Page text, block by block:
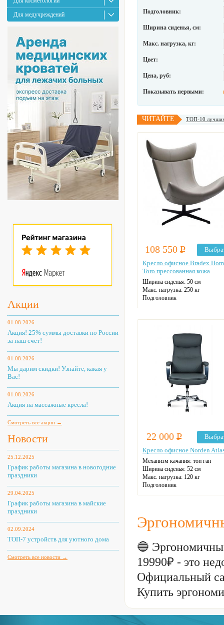
Для медучреждений
Акции
01.08.2026
Акция! 25% суммы доставки по России
за наш счет!
01.08.2026
Мы дарим скидки! Узнайте, какая у
Вас!
01.08.2026
Акция на массажные кресла!
Смотреть все акции →
Новости
25.12.2025
График работы магазина в новогодние
праздники
29.04.2025
График работы магазина в майские
праздники
02.09.2024
ТОП-7 устройств для уютного дома
Смотреть все новости →
Подголовник:
Ширина сиденья, см:
Макс. нагрузка, кг:
Цвет:
Цена, руб:
Показывать первыми:
ЧИТАЙТЕ ТОП-10 лучших
108 550 Р
Кресло офисное Bradex
Toro прессованная кожа
Ширина сиденья: 50 см
Макс. нагрузка: 250 кг
Подголовник
Цвет: на выбор
22 000 Р
Кресло офисное Norden
Механизм качания: топ ган
Ширина сиденья: 52 см
Макс. нагрузка: 120 кг
Подголовник
Цвет: на выбор
🔵
19990₽ - это
Официальный
Купить